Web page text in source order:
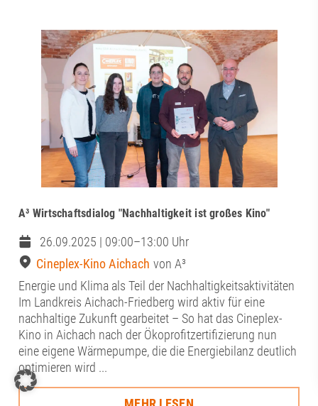
A³ Wirtschaftsdialog "Nachhaltigkeit ist großes Kino"
26.09.2025 | 09:00–13:00 Uhr
Cineplex-Kino Aichach von A³
Energie und Klima als Teil der Nachhaltigkeitsaktivitäten
Im Landkreis Aichach-Friedberg wird aktiv für eine
nachhaltige Zukunft gearbeitet – So hat das Cineplex-
Kino in Aichach nach der Ökoprofitzertifizierung nun
eine eigene Wärmepumpe, die die Energiebilanz deutlich
optimieren wird ...